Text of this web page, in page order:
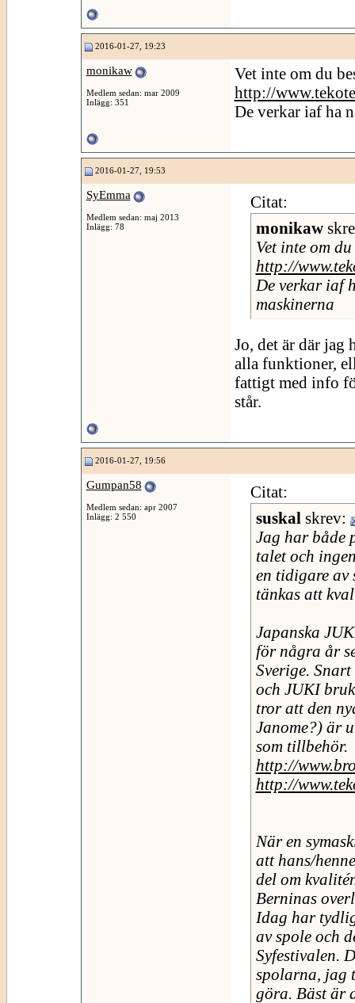
2016-01-27, 19:23
monikaw
Medlem sedan: mar 2009
Inlägg: 351
Vet inte om du
http://
De verkar iaf ha
2016-01-27, 19:53
SyEmma
Medlem sedan: maj 2013
Inlägg: 78
Citat:
monikaw
Vet inte om
http://
De verkar iaf
maskinerna
Jo, det är där jag
alla funktioner,
fattigt med info
står.
2016-01-27, 19:56
Gumpan58
Medlem sedan: apr 2007
Inlägg: 2 550
Citat:
suskal skrev:
Jag har både
talet och
en tidigare av
tänkas att
Japanska
för några år
Sverige.
och JUKI
tror att den
Janome?) är
som tillbehör.
http://
http://
När en
att hans/
del om
Berninas
Idag har
av spole och
Syfestivalen.
spolarna, jag
göra. Bäst är